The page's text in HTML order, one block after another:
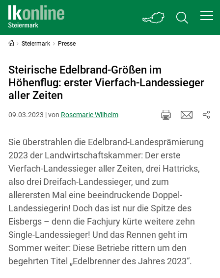
Steiermark Presse
Steirische Edelbrand-Größen im
Höhenflug: erster Vierfach-Landessieger
aller Zeiten
09.03.2023 | von Rosemarie Wilhelm
Sie überstrahlen die Edelbrand-Landesprämierung
2023 der Landwirtschaftskammer: Der erste
Vierfach-Landessieger aller Zeiten, drei Hattricks,
also drei Dreifach-Landessieger, und zum
allerersten Mal eine beeindruckende Doppel-
Landessiegerin! Doch das ist nur die Spitze des
Eisbergs – denn die Fachjury kürte weitere zehn
Single-Landessieger! Und das Rennen geht im
Sommer weiter: Diese Betriebe rittern um den
begehrten Titel „Edelbrenner des Jahres 2023“.